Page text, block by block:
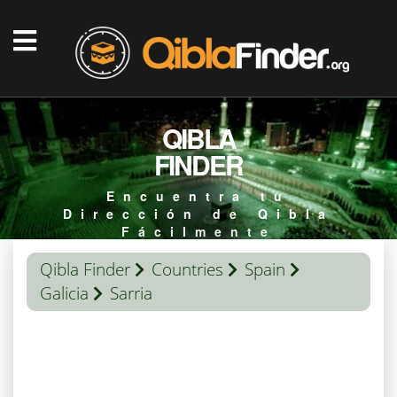
QIBLA
FINDER
Encuentra tu
Dirección de Qibla
Fácilmente
Qibla Finder Countries
Spain
Galicia
Sarria